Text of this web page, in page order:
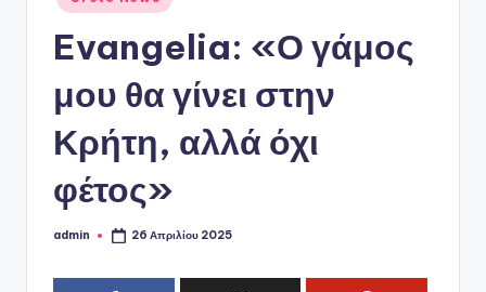
σε
Evangelia: «Ο γάμος
μου θα γίνει στην
Κρήτη, αλλά όχι
φέτος»
Συγγραφέας:
admin 26 Απριλίου 2025